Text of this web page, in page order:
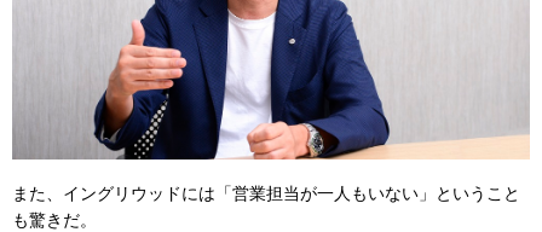
また、イングリウッドには「営業担当が一人もいない」ということ
も驚きだ。